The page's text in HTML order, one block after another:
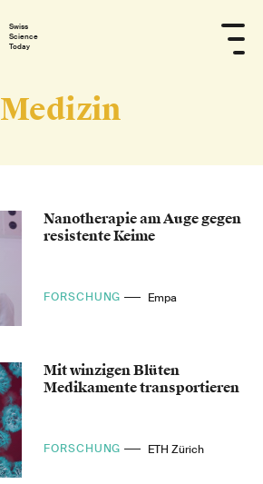
Swiss
Science
Today
Medizin
Nanotherapie am Auge gegen
resistente Keime
FORSCHUNG Empa
Mit winzigen Blüten
Medikamente transportieren
FORSCHUNG ETH Zürich